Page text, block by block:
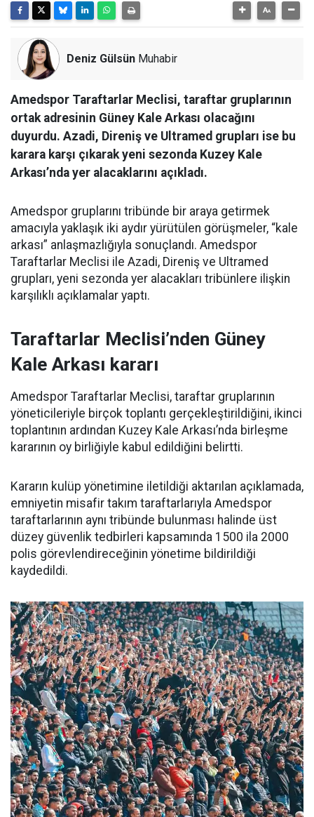
Deniz Gülsün Muhabir
Amedspor Taraftarlar Meclisi, taraftar gruplarının
ortak adresinin Güney Kale Arkası olacağını
duyurdu. Azadi, Direniş ve Ultramed grupları ise bu
karara karşı çıkarak yeni sezonda Kuzey Kale
Arkası’nda yer alacaklarını açıkladı.
Amedspor gruplarını tribünde bir araya getirmek
amacıyla yaklaşık iki aydır yürütülen görüşmeler, “kale
arkası” anlaşmazlığıyla sonuçlandı. Amedspor
Taraftarlar Meclisi ile Azadi, Direniş ve Ultramed
grupları, yeni sezonda yer alacakları tribünlere ilişkin
karşılıklı açıklamalar yaptı.
Taraftarlar Meclisi’nden Güney
Kale Arkası kararı
Amedspor Taraftarlar Meclisi, taraftar gruplarının
yöneticileriyle birçok toplantı gerçekleştirildiğini, ikinci
toplantının ardından Kuzey Kale Arkası’nda birleşme
kararının oy birliğiyle kabul edildiğini belirtti.
Kararın kulüp yönetimine iletildiği aktarılan açıklamada,
emniyetin misafir takım taraftarlarıyla Amedspor
taraftarlarının aynı tribünde bulunması halinde üst
düzey güvenlik tedbirleri kapsamında 1500 ila 2000
polis görevlendireceğinin yönetime bildirildiği
kaydedildi.